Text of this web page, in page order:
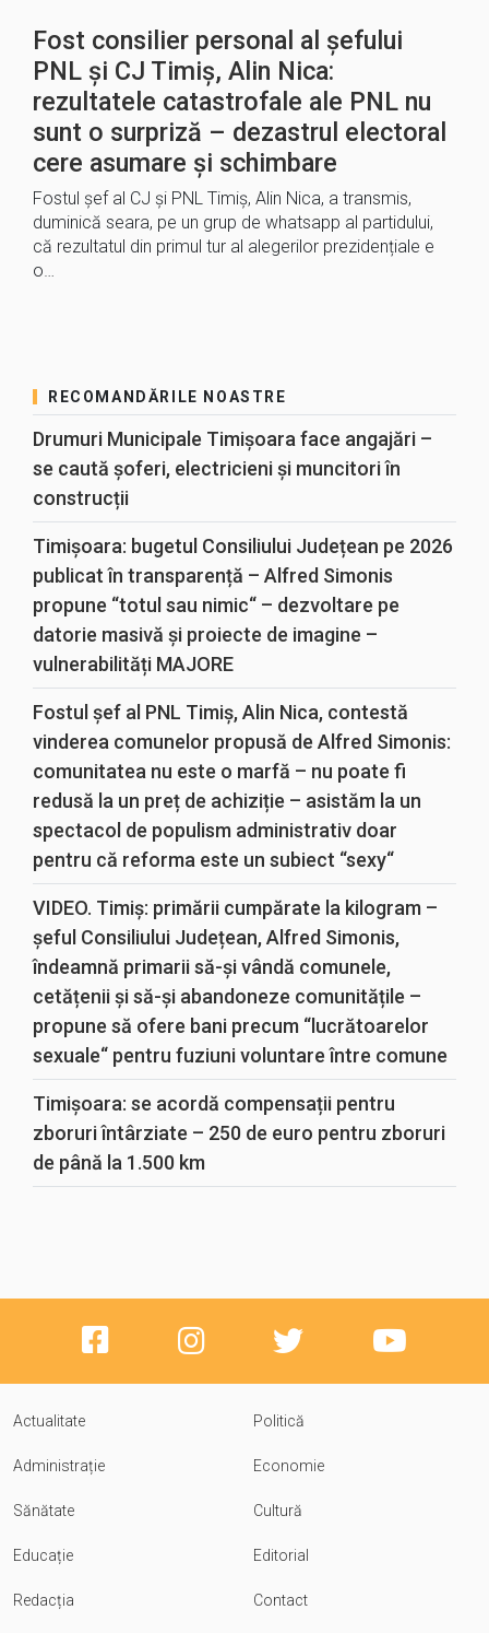
Fost consilier personal al șefului
PNL și CJ Timiș, Alin Nica:
rezultatele catastrofale ale PNL nu
sunt o surpriză – dezastrul electoral
cere asumare și schimbare
Fostul șef al CJ și PNL Timiș, Alin Nica, a transmis,
duminică seara, pe un grup de whatsapp al partidului,
că rezultatul din primul tur al alegerilor prezidențiale e
o…
RECOMANDĂRILE NOASTRE
Drumuri Municipale Timișoara face angajări –
se caută șoferi, electricieni și muncitori în
construcții
Timișoara: bugetul Consiliului Județean pe 2026
publicat în transparență – Alfred Simonis
propune “totul sau nimic“ – dezvoltare pe
datorie masivă și proiecte de imagine –
vulnerabilități MAJORE
Fostul șef al PNL Timiș, Alin Nica, contestă
vinderea comunelor propusă de Alfred Simonis:
comunitatea nu este o marfă – nu poate fi
redusă la un preț de achiziție – asistăm la un
spectacol de populism administrativ doar
pentru că reforma este un subiect “sexy“
VIDEO. Timiș: primării cumpărate la kilogram –
șeful Consiliului Județean, Alfred Simonis,
îndeamnă primarii să-și vândă comunele,
cetățenii și să-și abandoneze comunitățile –
propune să ofere bani precum “lucrătoarelor
sexuale“ pentru fuziuni voluntare între comune
Timișoara: se acordă compensații pentru
zboruri întârziate – 250 de euro pentru zboruri
de până la 1.500 km
Actualitate Politică
Administrație Economie
Sănătate Cultură
Educație Editorial
Redacția Contact